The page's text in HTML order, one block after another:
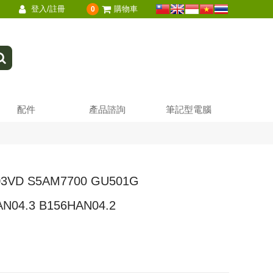
登入/註冊 0 購物車
配件 產品諮詢 筆記型電腦
S5AM7700 GU501G
B156HAN04.2